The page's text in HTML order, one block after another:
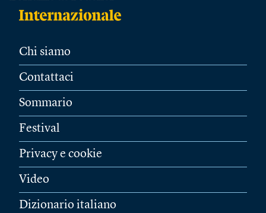
Chi siamo
Contattaci
Sommario
Festival
Privacy e cookie
Video
Dizionario italiano